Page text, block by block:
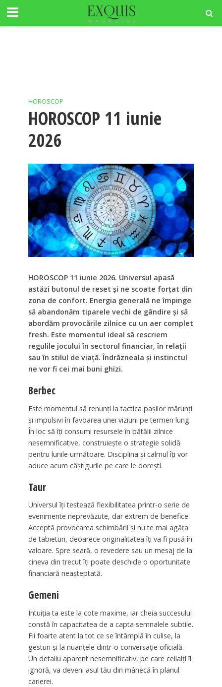
HOROSCOP
HOROSCOP 11 iunie
2026
HOROSCOP 11 iunie 2026. Universul apasă
astăzi butonul de reset și ne scoate forțat din
zona de confort. Energia generală ne împinge
să abandonăm tiparele vechi de gândire și să
abordăm provocările zilnice cu un aer complet
fresh. Este momentul ideal să rescriem
regulile jocului în sectorul financiar, în relații
sau în stilul de viață. Îndrăzneala și instinctul
ne vor fi cei mai buni ghizi.
Berbec
Este momentul să renunți la tactica pașilor mărunți
și impulsivi în favoarea unei viziuni pe termen lung.
În loc să îți consumi resursele în bătălii zilnice
nesemnificative, construiește o strategie solidă
pentru lunile următoare. Disciplina și calmul îți vor
aduce acum câștigurile pe care le dorești.
Taur
Universul îți testează flexibilitatea printr-o serie de
evenimente neprevăzute, dar extrem de benefice.
Acceptă provocarea schimbării și nu te mai agăța
de tabieturi, deoarece originalitatea îți va fi pusă în
valoare. Spre seară, o revedere sau un mesaj de la
cineva din trecut îți poate deschide o oportunitate
financiară neașteptată.
Gemeni
Intuiția ta este la cote maxime, iar cheia succesului
constă în capacitatea de a capta semnalele subtile.
Fii foarte atent la tot ce se întâmplă în culise, la
gesturi și la nuanțele dintr-o conversație oficială.
Un detaliu aparent nesemnificativ, pe care ceilalți îl
ignoră, va deveni asul tău din mânecă în planul
carierei.